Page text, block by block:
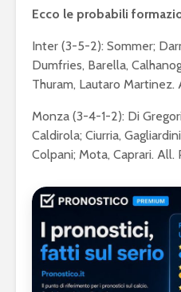
Ecco le probabili
Inter (3-5-2): Sommer;
Dumfries, Barella,
Thuram, Lautaro Martinez.
Monza (3-4-1-2): Di
Caldirola; Ciurria,
Colpani; Mota, Caprari. All.